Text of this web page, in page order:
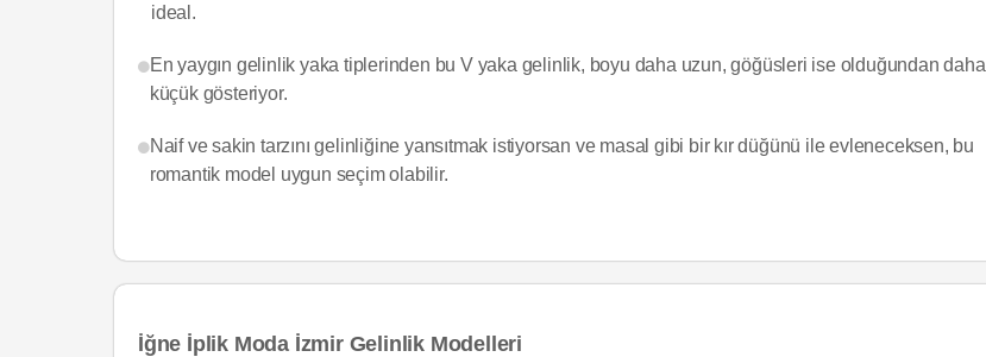
ideal.
En yaygın gelinlik yaka tiplerinden bu V yaka gelinlik, boyu daha uzun, göğüsleri ise olduğundan daha
küçük gösteriyor.
Naif ve sakin tarzını gelinliğine yansıtmak istiyorsan ve masal gibi bir kır düğünü ile evleneceksen, bu
romantik model uygun seçim olabilir.
İğne İplik Moda İzmir Gelinlik Modelleri